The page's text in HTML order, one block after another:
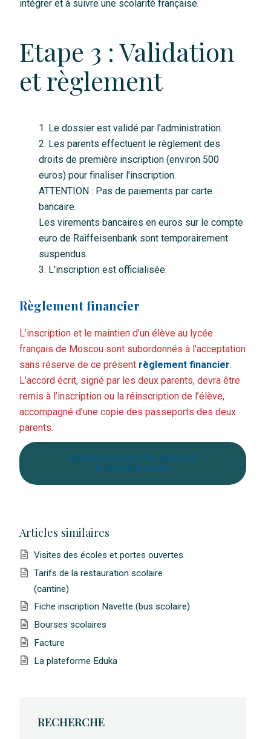
intégrer et à suivre une scolarité française.
Etape 3 : Validation
et règlement
Le dossier est validé par l'administration.
Les parents effectuent le règlement des
droits de première inscription (environ 500
euros) pour finaliser l'inscription.
ATTENTION : Pas de paiements par carte
bancaire.
Les virements bancaires en euros sur le compte
euro de Raiffeisenbank sont temporairement
suspendus.
L'inscription est officialisée.
Règlement financier
L’inscription et le maintien d’un élève au lycée
français de Moscou sont subordonnés à l’acceptation
sans réserve de ce présent règlement financier.
L’accord écrit, signé par les deux parents, devra être
remis à l’inscription ou la réinscription de l’élève,
accompagné d’une copie des passeports des deux
parents.
CONTACTEZ NOTRE SERVICE
D'INSCRIPTIONS
Articles similaires
Visites des écoles et portes ouvertes
Tarifs de la restauration scolaire
(cantine)
Fiche inscription Navette (bus scolaire)
Bourses scolaires
Facture
La plateforme Eduka
RECHERCHE